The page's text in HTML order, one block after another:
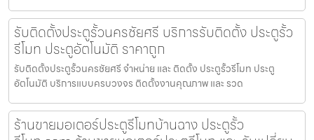
รับติดตั้งประตูรั้วนครชัยศรี บริการรับติดตั้ง ประตูรั้ว
รีโมท ประตูอัตโนมัติ ราคาถูก
รับติดตั้งประตูรั้วนครชัยศรี จำหน่าย และ ติดตั้ง ประตูรั้วรีโมท ประตู
อัตโนมัติ บริการแบบครบวงจร ติดตั้งงานคุณภาพ และ รวด
ร้านขายมอเตอร์ประตูรีโมทบ้านฉาง ประตูรั้ว